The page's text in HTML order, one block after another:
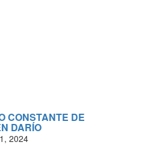
CONSTANTE DE
DARÍO
2024